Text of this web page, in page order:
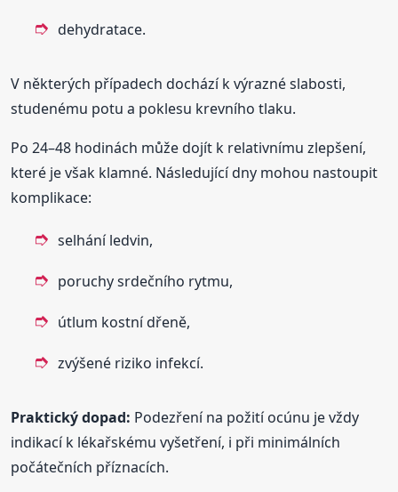
dehydratace.
V některých případech dochází k výrazné slabosti,
studenému potu a poklesu krevního tlaku.
Po 24–48 hodinách může dojít k relativnímu zlepšení,
které je však klamné. Následující dny mohou nastoupit
komplikace:
selhání ledvin,
poruchy srdečního rytmu,
útlum kostní dřeně,
zvýšené riziko infekcí.
Praktický dopad: Podezření na požití ocúnu je vždy
indikací k lékařskému vyšetření, i při minimálních
počátečních příznacích.